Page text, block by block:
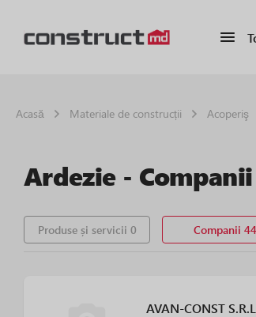
Acasă Materiale de construcții Acoperiş
Ardezie - Сompanii
Produse și servicii 0 Companii 44
AVAN-CONST